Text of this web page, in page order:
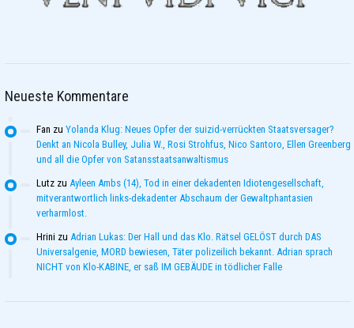
Neueste Kommentare
Fan zu Yolanda Klug: Neues Opfer der suizid-verrückten Staatsversager?
Denkt an Nicola Bulley, Julia W., Rosi Strohfus, Nico Santoro, Ellen Greenberg
und all die Opfer von Satansstaatsanwaltismus
Lutz zu Ayleen Ambs (14), Tod in einer dekadenten Idiotengesellschaft,
mitverantwortlich links-dekadenter Abschaum der Gewaltphantasien
verharmlost.
Hrini zu Adrian Lukas: Der Hall und das Klo. Rätsel GELÖST durch DAS
Universalgenie, MORD bewiesen, Täter polizeilich bekannt. Adrian sprach
NICHT von Klo-KABINE, er saß IM GEBÄUDE in tödlicher Falle